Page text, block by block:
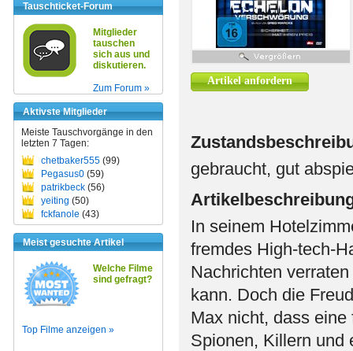
Tauschticket-Forum
Mitglieder
tauschen
sich aus und
diskutieren.
Zum Forum »
Aktivste Mitglieder
Meiste Tauschvorgänge in den
letzten 7 Tagen:
chetbaker555 (99)
Pegasus0 (59)
patrikbeck (56)
yeiting (50)
fckfanole (43)
Meist gesuchte Artikel
Welche Filme
sind gefragt?
Top Filme anzeigen »
Artikel anfordern
gebraucht, gut
In seinem
fremdes High-tech-
Nachrichten
kann. Doch die
Max nicht, dass
Spionen, Killern und